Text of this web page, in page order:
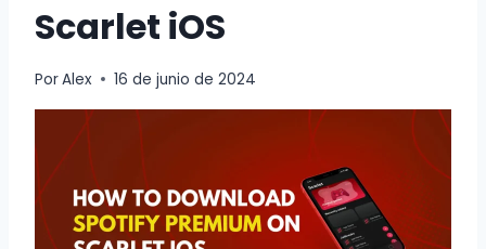
Scarlet iOS
PorAlex 16 de junio de 2024